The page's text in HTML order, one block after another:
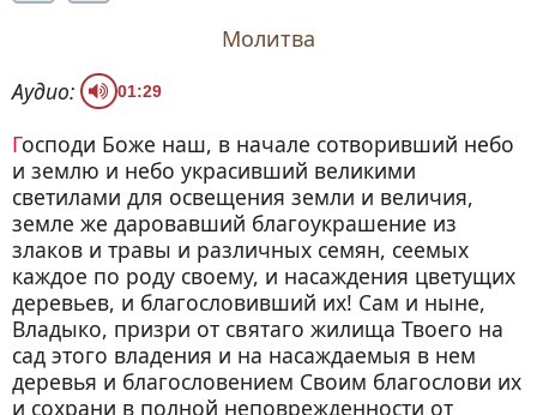
Молитва
Аудио:
01:29
Господи Боже наш, в начале сотворивший небо
и землю и небо украсивший великими
светилами для освещения земли и величия,
земле же даровавший благоукрашение из
злаков и травы и различных семян, сеемых
каждое по роду своему, и насаждения цветущих
деревьев, и благословивший их! Сам и ныне,
Владыко, призри от святаго жилища Твоего на
сад этого владения и на насаждаемыя в нем
деревья и благословением Своим благослови их
и сохрани в полной неповрежденности от